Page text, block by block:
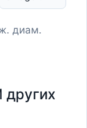
диам.
других